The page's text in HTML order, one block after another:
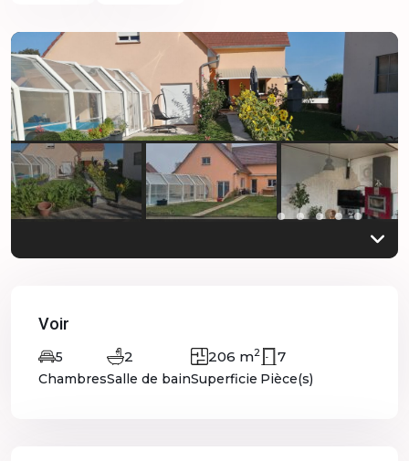
Previous
Voir
5
Chambres
2
Salle de bain
206 m2
Superficie
7
Pièce(s)